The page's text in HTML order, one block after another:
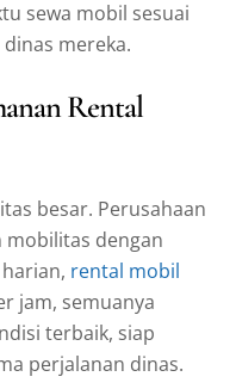
sewa mobil sesuai
mereka.
Rental
besar. Perusahaan
mobilitas dengan
rental mobil
jam, semuanya
terbaik, siap
perjalanan dinas.